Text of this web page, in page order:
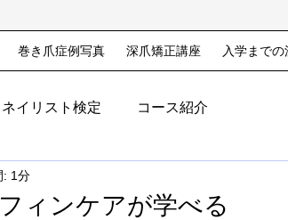
巻き爪症例写真 深爪矯正講座 入学まで
ネイリスト検定 コース紹介
ィンケアが学べる
: 1分